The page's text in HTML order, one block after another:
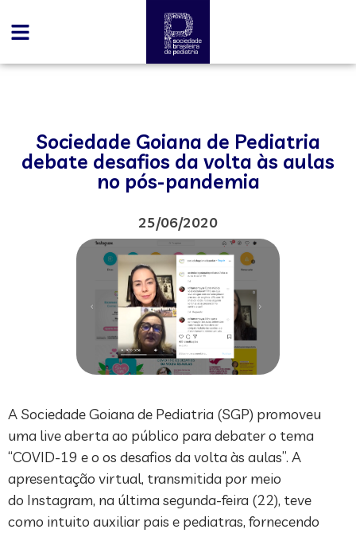
Sociedade Goiana de Pediatria
debate desafios da volta às aulas
no pós-pandemia
25/06/2020
A Sociedade Goiana de Pediatria (SGP) promoveu
uma live aberta ao público para debater o tema
“COVID-19 e o os desafios da volta às aulas”. A
apresentação virtual, transmitida por meio
do Instagram, na última segunda-feira (22), teve
como intuito auxiliar pais e pediatras, fornecendo